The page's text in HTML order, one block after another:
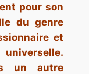
pour son
du genre
et
un autre